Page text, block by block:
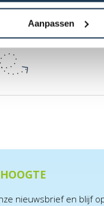
Aanpassen
nieuwsbrief en blijf